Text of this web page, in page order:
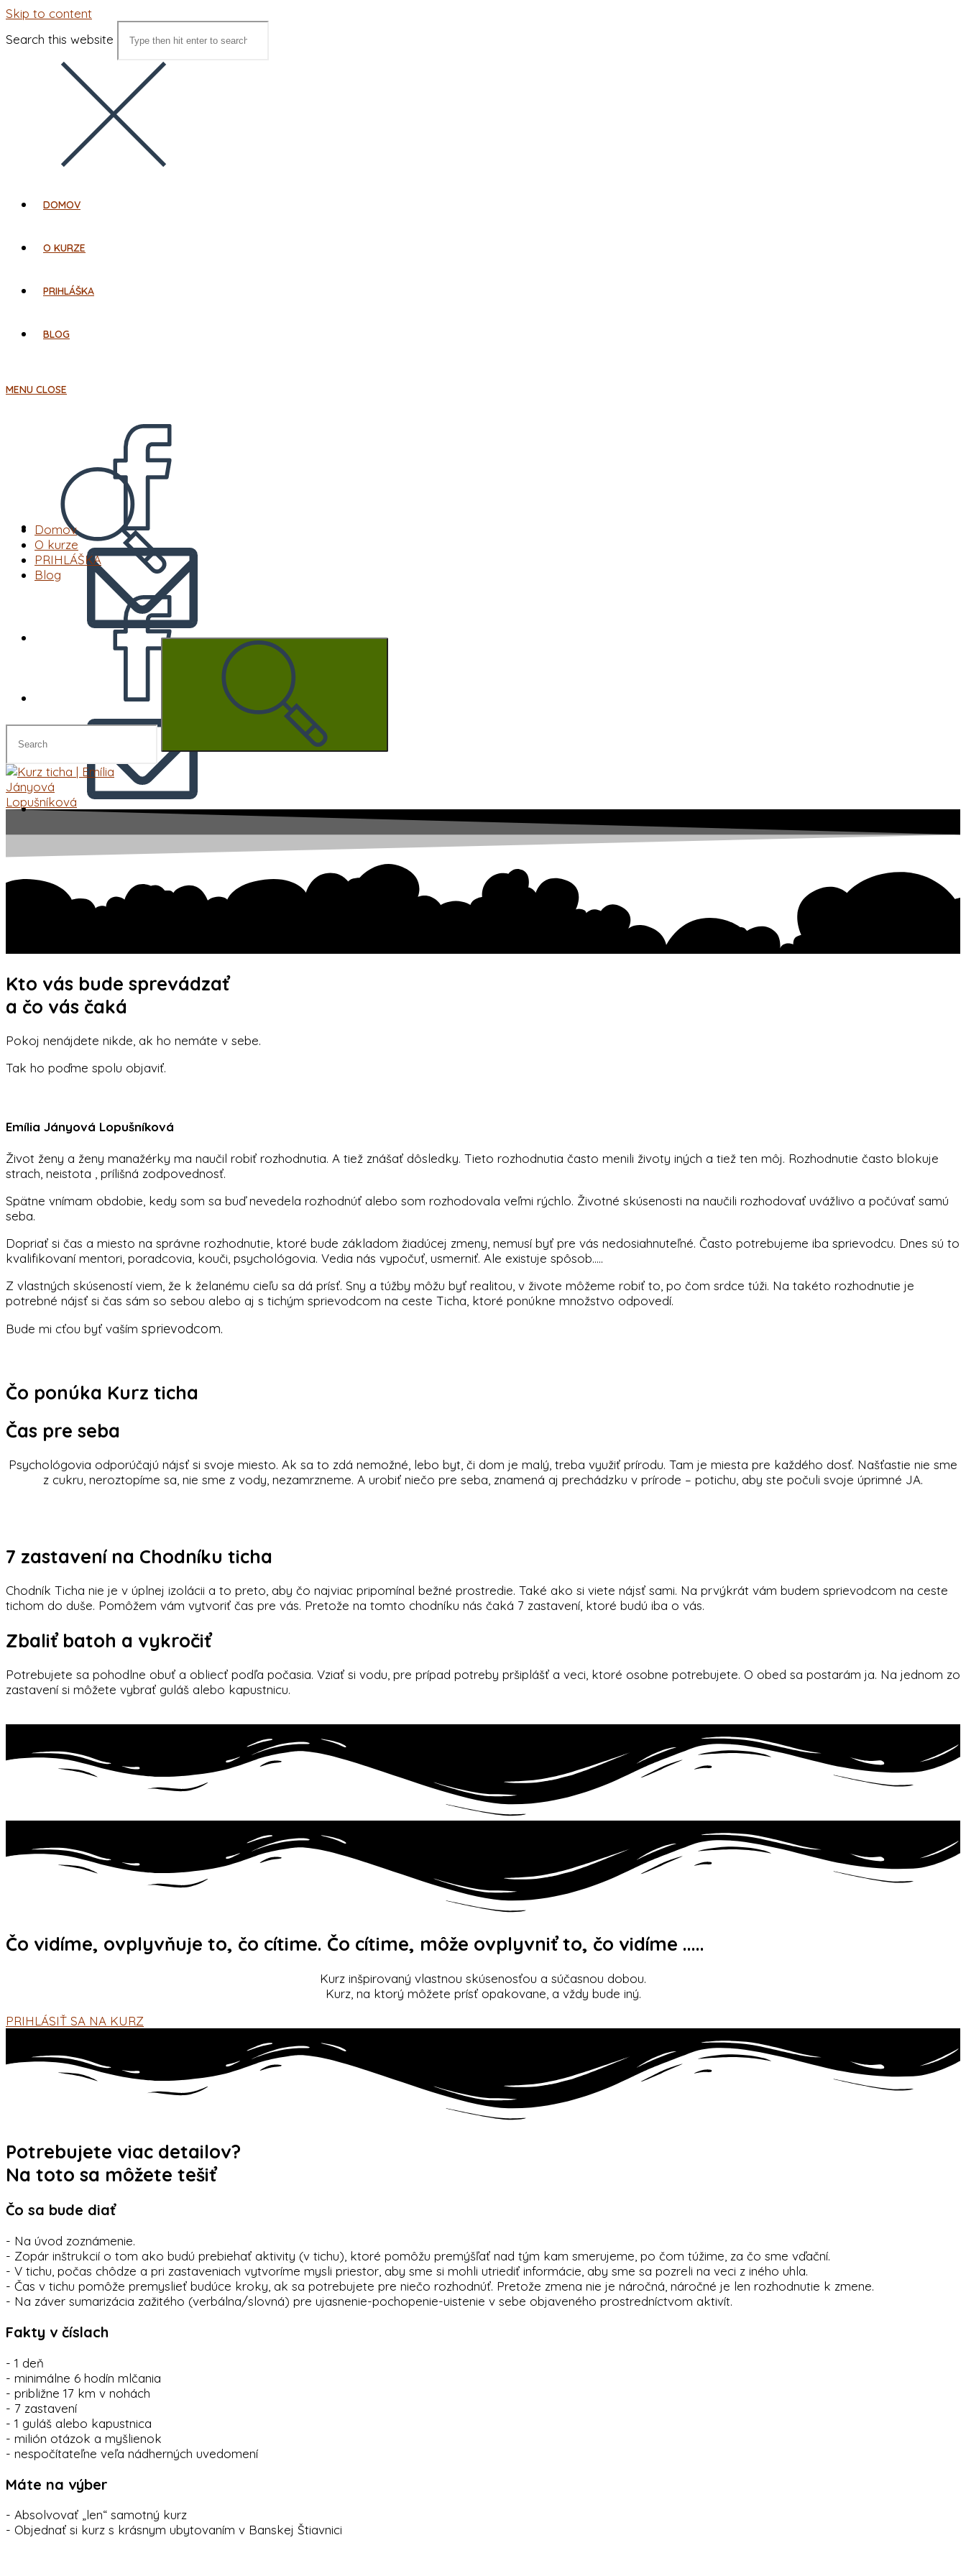
Skip to content
Search this website
DOMOV
O KURZE
PRIHLÁŠKA
BLOG
MENU CLOSE
Domov
O kurze
PRIHLÁŠKA
Blog
Kto vás bude sprevádzať
a čo vás čaká
Pokoj nenájdete nikde, ak ho nemáte v sebe.
Tak ho poďme spolu objaviť.
Emília Jányová Lopušníková
Život ženy a ženy manažérky ma naučil robiť rozhodnutia. A tiež znášať dôsledky. Tieto rozhodnutia často menili životy iných a tiež ten môj. Rozhodnutie často blokuje
strach, neistota , prílišná zodpovednosť.
Spätne vnímam obdobie, kedy som sa buď nevedela rozhodnúť alebo som rozhodovala veľmi rýchlo. Životné skúsenosti na naučili rozhodovať uvážlivo a počúvať samú
seba.
Dopriať si čas a miesto na správne rozhodnutie, ktoré bude základom žiadúcej zmeny, nemusí byť pre vás nedosiahnuteľné. Často potrebujeme iba sprievodcu. Dnes sú to
kvalifikovaní mentori, poradcovia, kouči, psychológovia. Vedia nás vypočuť, usmerniť. Ale existuje spôsob…..
Z vlastných skúseností viem, že k želanému cieľu sa dá prísť. Sny a túžby môžu byť realitou, v živote môžeme robiť to, po čom srdce túži. Na takéto rozhodnutie je
potrebné nájsť si čas sám so sebou alebo aj s tichým sprievodcom na ceste Ticha, ktoré ponúkne množstvo odpovedí.
Bude mi cťou byť vaším sprievodcom.
Čo ponúka Kurz ticha
Čas pre seba
Psychológovia odporúčajú nájsť si svoje miesto. Ak sa to zdá nemožné, lebo byt, či dom je malý, treba využiť prírodu. Tam je miesta pre každého dosť. Našťastie nie sme
z cukru, neroztopíme sa, nie sme z vody, nezamrzneme. A urobiť niečo pre seba, znamená aj prechádzku v prírode – potichu, aby ste počuli svoje úprimné JA.
7 zastavení na Chodníku ticha
Chodník Ticha nie je v úplnej izolácii a to preto, aby čo najviac pripomínal bežné prostredie. Také ako si viete nájsť sami. Na prvýkrát vám budem sprievodcom na ceste
tichom do duše. Pomôžem vám vytvoriť čas pre vás. Pretože na tomto chodníku nás čaká 7 zastavení, ktoré budú iba o vás.
Zbaliť batoh a vykročiť
Potrebujete sa pohodlne obuť a obliecť podľa počasia. Vziať si vodu, pre prípad potreby pršiplášť a veci, ktoré osobne potrebujete. O obed sa postarám ja. Na jednom zo
zastavení si môžete vybrať guláš alebo kapustnicu.
Čo vidíme, ovplyvňuje to, čo cítime. Čo cítime, môže ovplyvniť to, čo vidíme .....
Kurz inšpirovaný vlastnou skúsenosťou a súčasnou dobou.
Kurz, na ktorý môžete prísť opakovane, a vždy bude iný.
PRIHLÁSIŤ SA NA KURZ
Potrebujete viac detailov?
Na toto sa môžete tešiť
Čo sa bude diať
- Na úvod zoznámenie.
- Zopár inštrukcií o tom ako budú prebiehať aktivity (v tichu), ktoré pomôžu premýšľať nad tým kam smerujeme, po čom túžime, za čo sme vďační.
- V tichu, počas chôdze a pri zastaveniach vytvoríme mysli priestor, aby sme si mohli utriediť informácie, aby sme sa pozreli na veci z iného uhla.
- Čas v tichu pomôže premyslieť budúce kroky, ak sa potrebujete pre niečo rozhodnúť. Pretože zmena nie je náročná, náročné je len rozhodnutie k zmene.
- Na záver sumarizácia zažitého (verbálna/slovná) pre ujasnenie-pochopenie-uistenie v sebe objaveného prostredníctvom aktivít.
Fakty v číslach
- 1 deň
- minimálne 6 hodín mlčania
- približne 17 km v nohách
- 7 zastavení
- 1 guláš alebo kapustnica
- milión otázok a myšlienok
- nespočítateľne veľa nádherných uvedomení
Máte na výber
- Absolvovať „len“ samotný kurz
- Objednať si kurz s krásnym ubytovaním v Banskej Štiavnici